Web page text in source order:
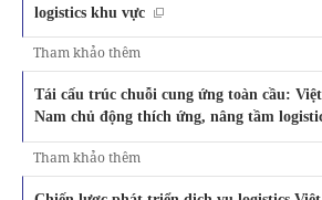
logistics khu vực
Tham khảo thêm
Tái cấu trúc chuỗi cung ứng toàn cầu: Việt
Nam chủ động thích ứng, nâng tầm
Tham khảo thêm